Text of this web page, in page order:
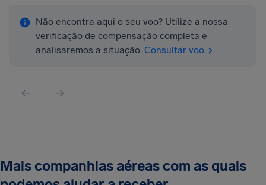
Não encontra aqui o seu voo? Utilize a nossa
verificação de compensação completa e
analisaremos a situação. Consultar voo
Mais companhias aéreas com as quais